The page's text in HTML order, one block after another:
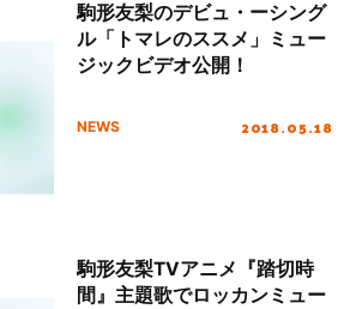
駒形友梨のデビュ・ーシング
ル「トマレのススメ」ミュー
ジックビデオ公開！
NEWS 2018.05.18
駒形友梨TVアニメ『踏切時
間』主題歌でロッカンミュー